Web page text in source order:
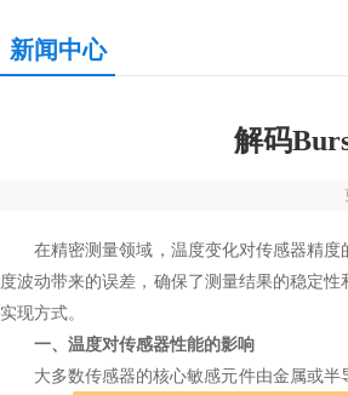
新闻中心
解码
在精密测量领域，温度变化对传感器精度
度波动带来的误差，确保了测量结果的稳定
实现方式。
一、温度对传感器性能的影响
大多数传感器的核心敏感元件由金属或半